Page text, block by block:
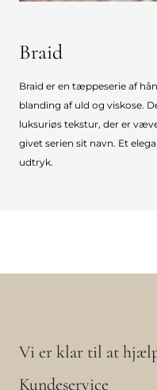
Braid
Braid er en tæppeserie af
blanding af uld og viskose.
luksuriøs tekstur, der er
givet serien sit navn. Et
udtryk.
Vi er klar til at
Kundeservice